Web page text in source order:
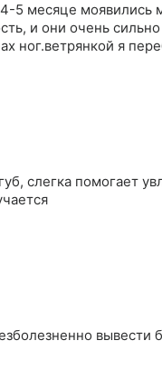
5 месяце моявились
и они очень
ног.ветрянкой я
слегка помогает